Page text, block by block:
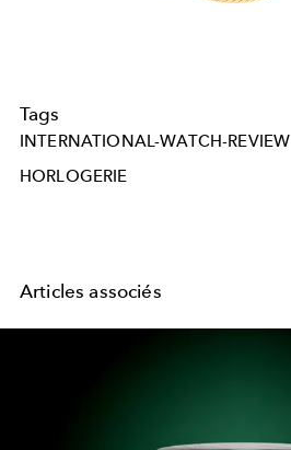
Tags
INTERNATIONAL-WATCH-REVIEW
HORLOGERIE
Articles associés